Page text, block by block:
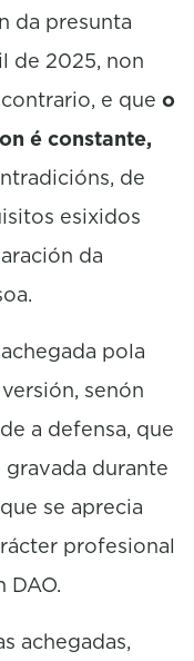
da presunta
de 2025, non
e que o
é constante,
de
esixidos
da
pola
senón
a defensa, que
durante
se aprecia
profesional
DAO.
achegadas,